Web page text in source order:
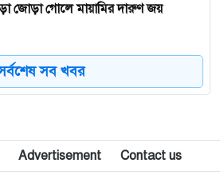
জোড়া গোলে মায়ামির দারুণ জয়
ব্রাজিলের ভাগ্য বদলাতে পারেন যে ১০
সব খবর
Advertisement Contact us